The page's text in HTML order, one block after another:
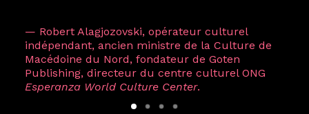
— Robert Alagjozovski, opérateur culturel
indépendant, ancien ministre de la Culture de
Macédoine du Nord, fondateur de Goten
Publishing, directeur du centre culturel ONG
Esperanza World Culture Center.